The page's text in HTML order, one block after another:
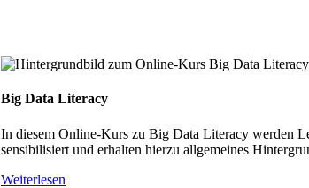
Big Data Literacy
In diesem Online-Kurs zu Big Data Literacy werden
sensibilisiert und erhalten hierzu allgemeines
Weiterlesen